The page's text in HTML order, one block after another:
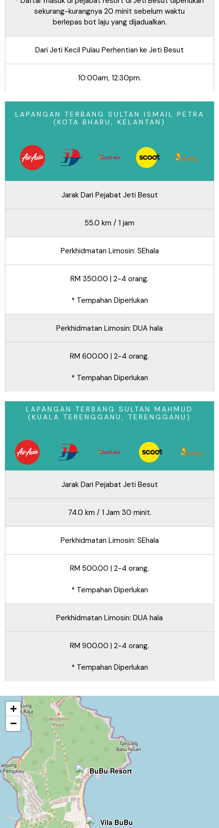
sekurang-kurangnya 20 minit sebelum waktu
berlepas bot laju yang dijadualkan.
Dari Jeti Kecil Pulau Perhentian ke Jeti Besut
10:00am, 12:30pm.
LAPANGAN TERBANG SULTAN ISMAIL PETRA
(KOTA BHARU, KELANTAN)
Jarak Dari Pejabat Jeti Besut
55.0 km / 1 jam
Perkhidmatan Limosin: SEhala
RM 350.00 | 2-4 orang.
* Tempahan Diperlukan
Perkhidmatan Limosin: DUA hala
RM 600.00 | 2-4 orang.
* Tempahan Diperlukan
LAPANGAN TERBANG SULTAN MAHMUD
(KUALA TERENGGANU, TERENGGANU)
Jarak Dari Pejabat Jeti Besut
74.0 km / 1 Jam 30 minit.
Perkhidmatan Limosin: SEhala
RM 500.00 | 2-4 orang.
* Tempahan Diperlukan
Perkhidmatan Limosin: DUA hala
RM 900.00 | 2-4 orang.
* Tempahan Diperlukan
BuBu Resort
Vila BuBu
+
−